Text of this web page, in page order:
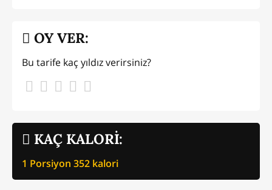
KAÇ KALORİ:
1 Porsiyon 352 kalori
OY VER:
Bu tarife kaç yıldız verirsiniz?